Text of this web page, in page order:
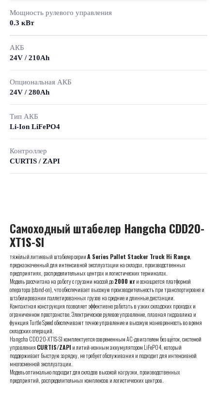
Мощность рулевого управления
0.3 кВт
АКБ
24V / 210Ah
Опциональная АКБ
24V / 280Ah
Тип АКБ
Li-Ion LiFePO4
Контроллер
CURTIS / ZAPI
Самоходный штабелер Hangcha CDD20-
XT1S-SI
тяжёлый литиевый штабелер серииA Series Pallet Stacker Truck Hi Range,
предназначенный для интенсивной эксплуатации на складах, производственных
предприятиях, распределительных центрах и логистических терминалах.
Модель рассчитана на работу с грузами массой до2000 кги оснащается платформой
оператора (stand-on), что обеспечивает высокую производительность при транспортировке и
штабелировании паллетированных грузов на средние и длинные дистанции.
Компактная конструкция позволяет эффективно работать в узких складских проходах и
ограниченном пространстве. Электрическое рулевое управление, плавная гидравлика и
функция Turtle Speed обеспечивают точное управление и высокую маневренность во время
складских операций.
Hangcha CDD20-XT1S-SI комплектуется современным AC-двигателем без щёток, системой
управления CURTIS/ZAPI и литий-ионным аккумулятором LiFePO4, который
поддерживает быструю зарядку, не требует обслуживания и подходит для интенсивной
многосменной эксплуатации.
Модель оптимально подходит для складов высокой нагрузки, производственных
предприятий, распределительных комплексов и логистических центров.